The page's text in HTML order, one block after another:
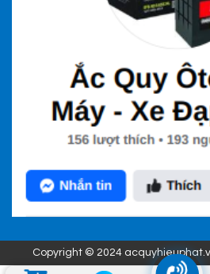
Copyright © 2024